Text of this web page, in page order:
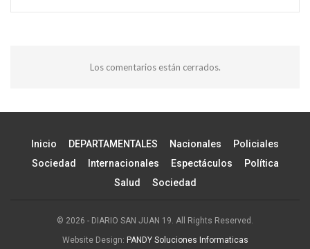
Los comentarios están cerrados.
Inicio DEPARTAMENTALES Nacionales
Policiales
Sociedad
Internacionales Espectáculos
Política
Salud
Sociedad
© 2026 - DIARIO SAN JUAN 19. All Rights Reserved.
Website Design: PANDY Soluciones Informaticas